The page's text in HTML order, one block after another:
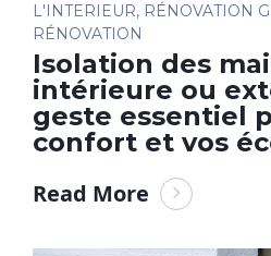
L'INTERIEUR, RÉNOVATION
RÉNOVATION
Isolation des
intérieure ou
geste essentiel
confort et vos
Read More